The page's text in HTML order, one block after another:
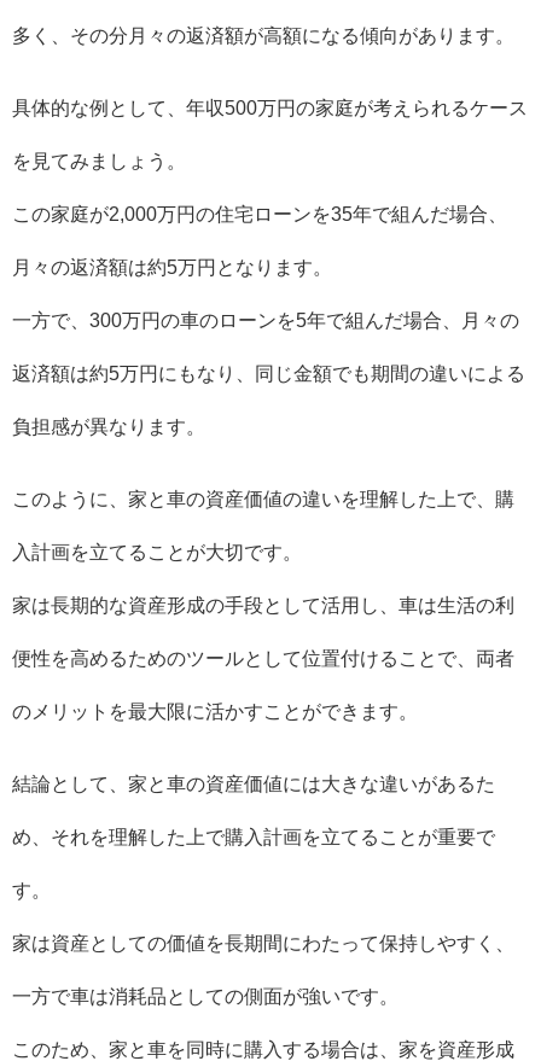
多く、その分月々の返済額が高額になる傾向があります。
具体的な例として、年収500万円の家庭が考えられるケース
を見てみましょう。
この家庭が2,000万円の住宅ローンを35年で組んだ場合、
月々の返済額は約5万円となります。
一方で、300万円の車のローンを5年で組んだ場合、月々の
返済額は約5万円にもなり、同じ金額でも期間の違いによる
負担感が異なります。
このように、家と車の資産価値の違いを理解した上で、購
入計画を立てることが大切です。
家は長期的な資産形成の手段として活用し、車は生活の利
便性を高めるためのツールとして位置付けることで、両者
のメリットを最大限に活かすことができます。
結論として、家と車の資産価値には大きな違いがあるた
め、それを理解した上で購入計画を立てることが重要で
す。
家は資産としての価値を長期間にわたって保持しやすく、
一方で車は消耗品としての側面が強いです。
このため、家と車を同時に購入する場合は、家を資産形成